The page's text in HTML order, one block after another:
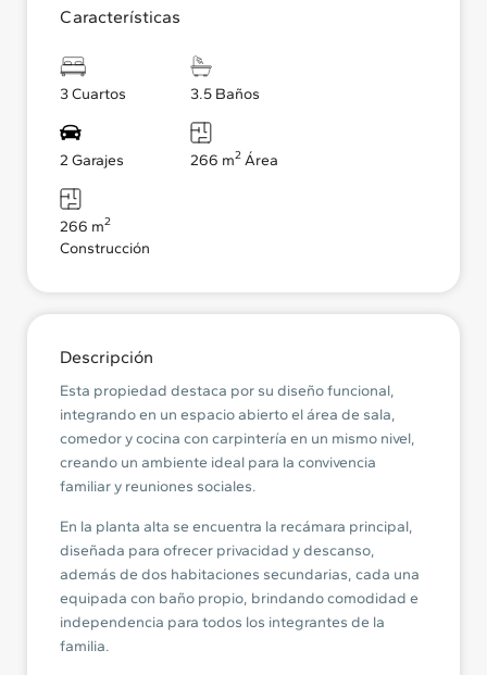
Características
3 Cuartos 3.5 Baños
2 Garajes 266 m2 Área
266 m2
Construcción
Descripción
Esta propiedad destaca por su diseño funcional,
integrando en un espacio abierto el área de sala,
comedor y cocina con carpintería en un mismo nivel,
creando un ambiente ideal para la convivencia
familiar y reuniones sociales.
En la planta alta se encuentra la recámara principal,
diseñada para ofrecer privacidad y descanso,
además de dos habitaciones secundarias, cada una
equipada con baño propio, brindando comodidad e
independencia para todos los integrantes de la
familia.